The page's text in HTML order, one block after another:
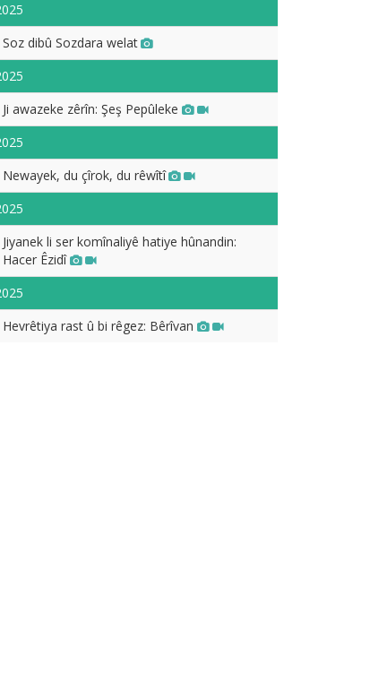
Soz dibû Sozdara welat
Ji awazeke zêrîn: Şeş Pepûleke
Newayek, du çîrok, du rêwîtî
Jiyanek li ser komînaliyê hatiye hûnandin:
Hacer Êzidî
Hevrêtiya rast û bi rêgez: Bêrîvan